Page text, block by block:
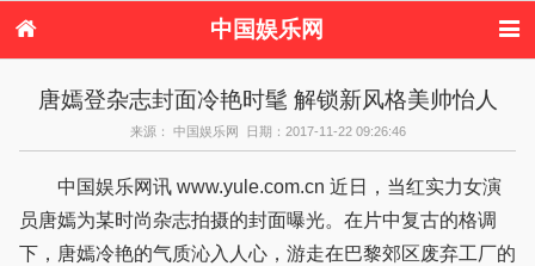
中国娱乐网
电视剧
演唱会 综艺节目
偶像活动
唐嫣登杂志封面冷艳时髦 解锁新风格美帅怡人
来源： 中国娱乐网 日期：2017-11-22 09:26:46
中国娱乐网讯 www.yule.com.cn 近日，当红实力女演
员唐嫣为某时尚杂志拍摄的封面曝光。在片中复古的格调
下，唐嫣冷艳的气质沁入人心，游走在巴黎郊区废弃工厂的